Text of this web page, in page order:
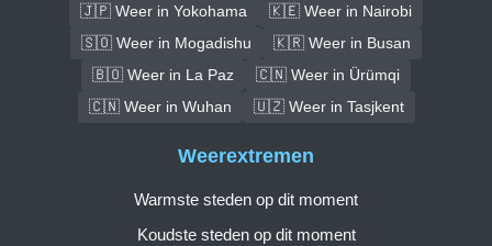
🇯🇵 Weer in Yokohama
🇰🇪 Weer in Nairobi
🇸🇴 Weer in Mogadishu
🇰🇷 Weer in Busan
🇧🇴 Weer in La Paz
🇨🇳 Weer in Ürümqi
🇨🇳 Weer in Wuhan
🇺🇿 Weer in Tasjkent
Weerextremen
Warmste steden op dit moment
Koudste steden op dit moment